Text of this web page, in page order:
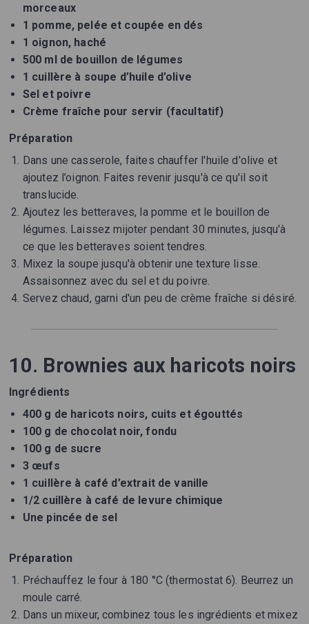
morceaux
1 pomme, pelée et coupée en dés
1 oignon, haché
500 ml de bouillon de légumes
1 cuillère à soupe d’huile d’olive
Sel et poivre
Crème fraîche pour servir (facultatif)
Préparation
Dans une casserole, faites chauffer l'huile d'olive et
ajoutez l’oignon. Faites revenir jusqu'à ce qu'il soit
translucide.
Ajoutez les betteraves, la pomme et le bouillon de
légumes. Laissez mijoter pendant 30 minutes, jusqu'à
ce que les betteraves soient tendres.
Mixez la soupe jusqu'à obtenir une texture lisse.
Assaisonnez avec du sel et du poivre.
Servez chaud, garni d'un peu de crème fraîche si désiré.
10. Brownies aux haricots noirs
Ingrédients
400 g de haricots noirs, cuits et égouttés
100 g de chocolat noir, fondu
100 g de sucre
3 œufs
1 cuillère à café d’extrait de vanille
1/2 cuillère à café de levure chimique
Une pincée de sel
Préparation
Préchauffez le four à 180 °C (thermostat 6). Beurrez un
moule carré.
Dans un mixeur, combinez tous les ingrédients et mixez